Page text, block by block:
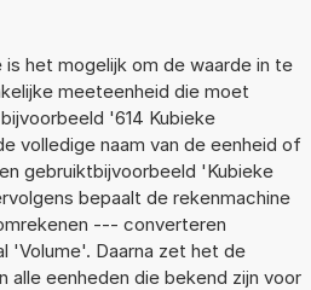
het mogelijk om de waarde in te
meeteenheid die moet
'614 Kubieke
volledige naam van de eenheid of
gebruiktbijvoorbeeld 'Kubieke
bepaalt de rekenmachine
--- converteren
'Volume'. Daarna zet het de
alle eenheden die bekend zijn voor